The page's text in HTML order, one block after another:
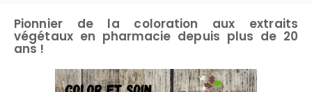
Pionnier de la coloration aux extraits
végétaux en pharmacie depuis plus de 20
ans !